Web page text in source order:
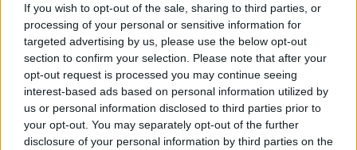
If you wish to opt-out of the sale, sharing to third parties, or
processing of your personal or sensitive information for
targeted advertising by us, please use the below opt-out
section to confirm your selection. Please note that after your
opt-out request is processed you may continue seeing
interest-based ads based on personal information utilized by
us or personal information disclosed to third parties prior to
your opt-out. You may separately opt-out of the further
disclosure of your personal information by third parties on the
A ACCIONA concluiu a remodelação e ampliação das Estação de
Tratamento de Águas Residuais...
7 Agosto, 2026 - 18:00